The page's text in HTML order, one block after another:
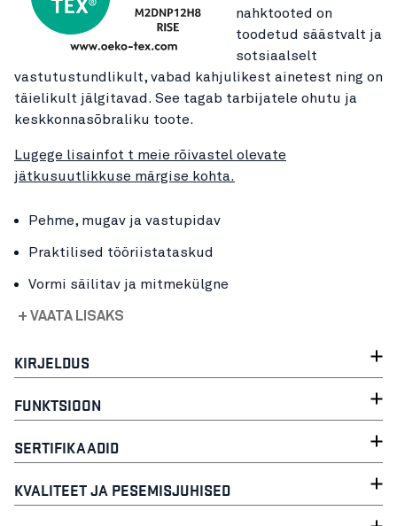
nahktooted on
toodetud säästvalt ja
sotsiaalselt
vastutustundlikult, vabad kahjulikest ainetest ning on
täielikult jälgitavad. See tagab tarbijatele ohutu ja
keskkonnasõbraliku toote.
Lugege lisainfot t meie rõivastel olevate
jätkusuutlikkuse märgise kohta.
Pehme, mugav ja vastupidav
Praktilised tööriistataskud
Vormi säilitav ja mitmekülgne
+ VAATA LISAKS
KIRJELDUS
FUNKTSIOON
SERTIFIKAADID
KVALITEET JA PESEMISJUHISED